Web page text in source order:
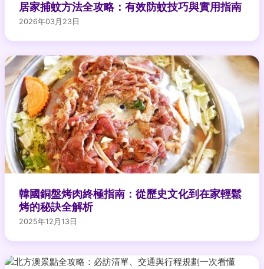
居家捕蚊方法全攻略：有效防蚊技巧與實用指南
2026年03月23日
韓國銅盤烤肉終極指南：從歷史文化到在家輕鬆
烤的秘訣全解析
2025年12月13日